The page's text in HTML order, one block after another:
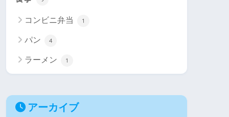
コンビニ弁当 1
パン 4
ラーメン 1
アーカイブ